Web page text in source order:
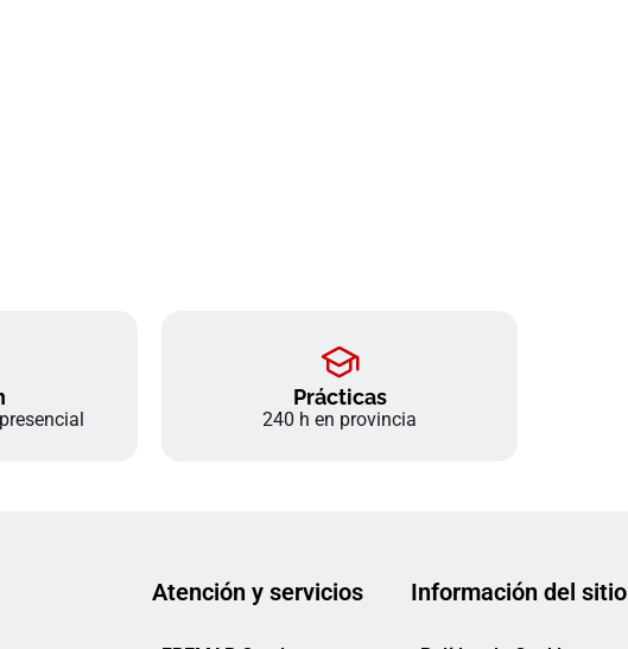
Prácticas
240 h en provincia
Atención y servicios Información del sitio